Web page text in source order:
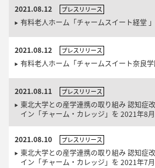
2021.08.12 プレスリリース
有料老人ホーム「チャームスイート経堂
2021.08.12 プレスリリース
有料老人ホーム「チャームスイート奈良
2021.08.11 プレスリリース
東北大学との産学連携の取り組み 認知症
イン「チャーム・カレッジ」を 2021年8
2021.08.10 プレスリリース
東北大学との産学連携の取り組み 認知症
イン「チャーム・カレッジ」を 2021年7